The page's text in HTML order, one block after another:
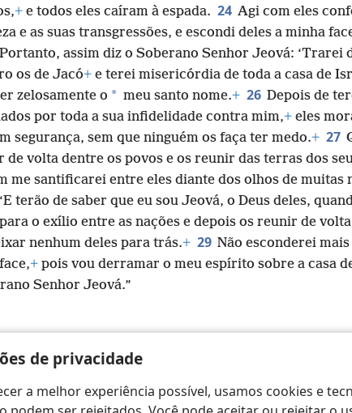
de privacidade
a melhor experiência possível, usamos cookies e
+ e todos eles caíram à espada. 24 Agi com eles
e as suas transgressões, e escondi deles a minha
assim diz o Soberano Senhor Jeová: ‘Trarei
os de Jacó+ e terei misericórdia de toda a casa de
zelosamente o * meu santo nome.+ 26 Depois de
por toda a sua infidelidade contra mim,+ eles
segurança, sem que ninguém os faça ter medo.+ 27
de volta dentre os povos e os reunir das terras dos
me santificarei entre eles diante dos olhos de muitas
terão de saber que eu sou Jeová, o Deus deles,
o exílio entre as nações e depois os reunir de
nenhum deles para trás.+ 29 Não esconderei mais
+ pois vou derramar o meu espírito sobre a casa
Senhor Jeová.”
© 2026 Watch Tower Bible and Tract Society of Pennsylvania